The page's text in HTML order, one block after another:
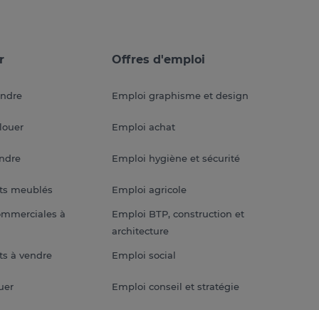
meublés
à
à vendre
Offres d'emploi
Emploi graphisme et design
Emploi achat
Emploi hygiène et sécurité
Emploi agricole
Emploi BTP, construction et
architecture
Emploi social
Emploi conseil et stratégie